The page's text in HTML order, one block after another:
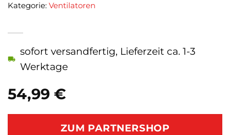
54,99 €
sofort versandfertig, Lieferzeit ca. 1-3
Werktage
ZUM PARTNERSHOP
Kategorie: Ventilatoren